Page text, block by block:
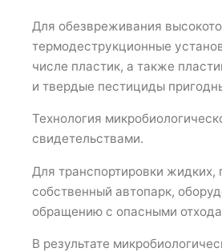
Для обезвреживания
термодеструкционные
числе пластик, а также
и твердые пестициды
Технология
свидетельствами.
Для транспортировки жидких,
собственный автопарк,
обращению с опасными
В результате